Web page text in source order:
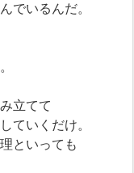
でいるんだ。
立てて
ていくだけ。
といっても